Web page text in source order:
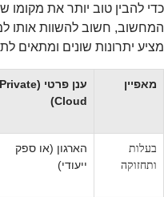
כדי להבין טוב יותר את
המחשוב, חשוב להשוות אותו
מציע יתרונות שונים ומתאים
מאפיין
ענן פרטי (Private
Cloud)
בעלות
ותחזוקה
הארגון (או ספק
ייעודי)